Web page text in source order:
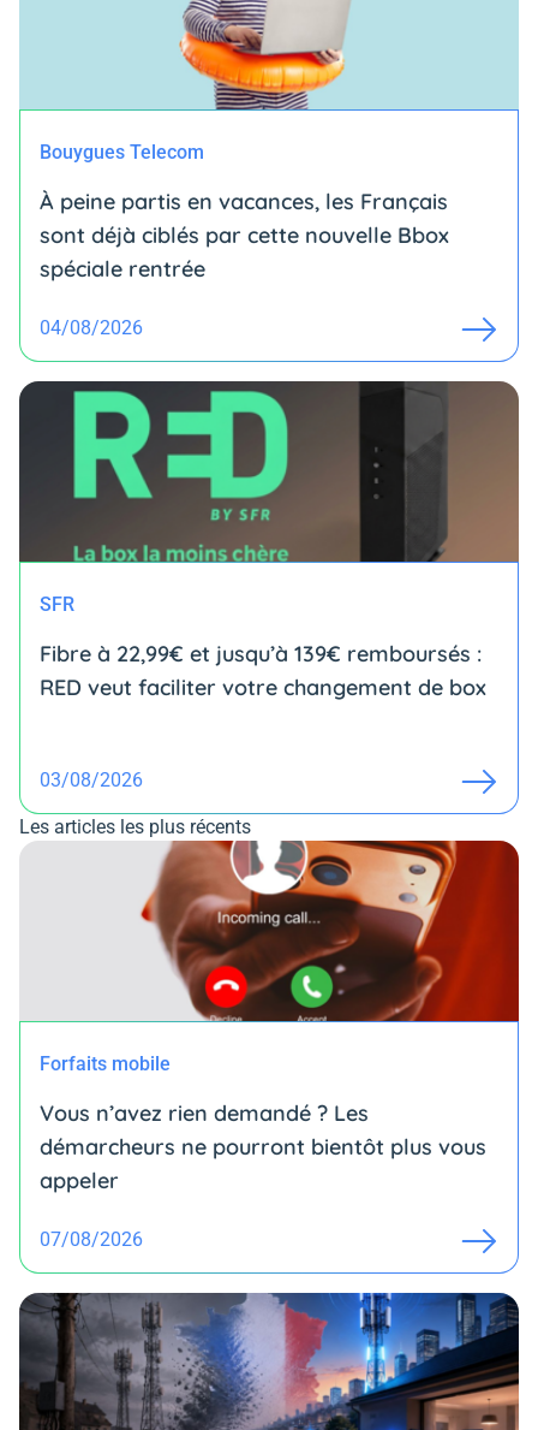
Bouygues Telecom
À peine partis en vacances, les Français
sont déjà ciblés par cette nouvelle Bbox
spéciale rentrée
04/08/2026
SFR
Fibre à 22,99€ et jusqu’à 139€ remboursés :
RED veut faciliter votre changement de box
03/08/2026
Les articles les plus récents
Forfaits mobile
Vous n’avez rien demandé ? Les
démarcheurs ne pourront bientôt plus vous
appeler
07/08/2026